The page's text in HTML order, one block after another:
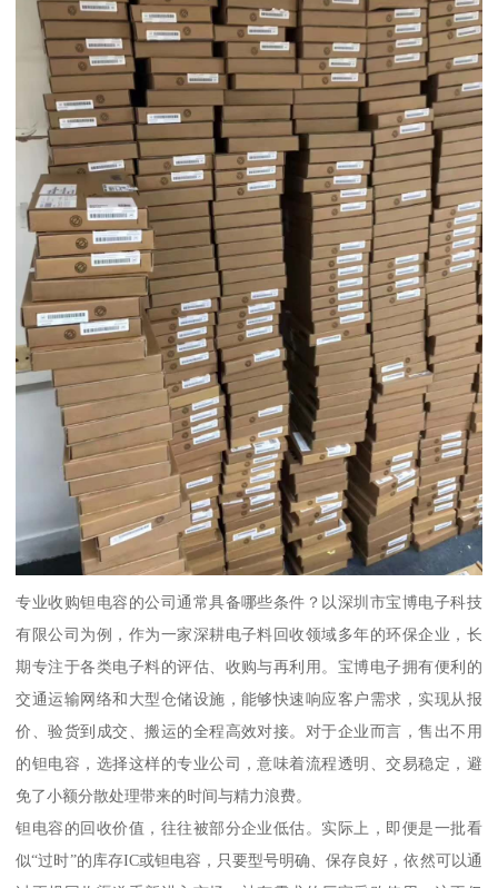
专业收购钽电容的公司通常具备哪些条件？以深圳市宝博电子科技
有限公司为例，作为一家深耕电子料回收领域多年的环保企业，长
期专注于各类电子料的评估、收购与再利用。宝博电子拥有便利的
交通运输网络和大型仓储设施，能够快速响应客户需求，实现从报
价、验货到成交、搬运的全程高效对接。对于企业而言，售出不用
的钽电容，选择这样的专业公司，意味着流程透明、交易稳定，避
免了小额分散处理带来的时间与精力浪费。
钽电容的回收价值，往往被部分企业低估。实际上，即便是一批看
似“过时”的库存IC或钽电容，只要型号明确、保存良好，依然可以通